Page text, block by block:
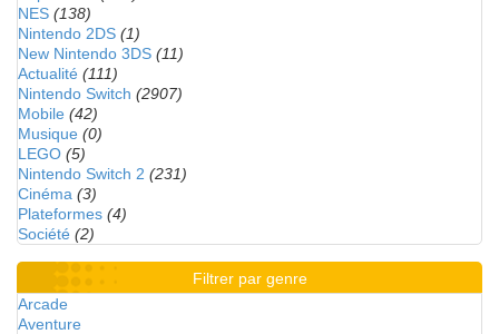
NES (138)
Nintendo 2DS (1)
New Nintendo 3DS (11)
Actualité (111)
Nintendo Switch (2907)
Mobile (42)
Musique (0)
LEGO (5)
Nintendo Switch 2 (231)
Cinéma (3)
Plateformes (4)
Société (2)
Filtrer par genre
Arcade
Aventure